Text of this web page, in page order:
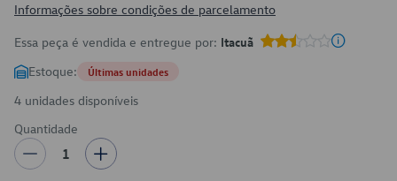
Informações sobre condições de parcelamento
Essa peça é vendida e entregue por: Itacuã
Estoque: Últimas unidades
4 unidades disponíveis
Quantidade
1